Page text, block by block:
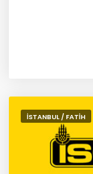
İSTANBUL / FATİH